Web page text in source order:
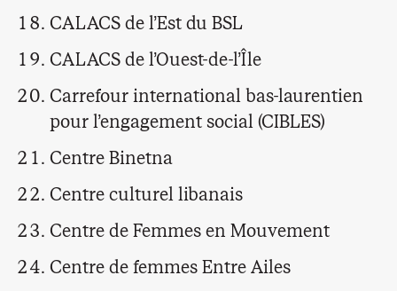
CALACS de l’Est du BSL
CALACS de l’Ouest-de-l’Île
Carrefour international bas-laurentien
pour l’engagement social (CIBLES)
Centre Binetna
Centre culturel libanais
Centre de Femmes en Mouvement
Centre de femmes Entre Ailes